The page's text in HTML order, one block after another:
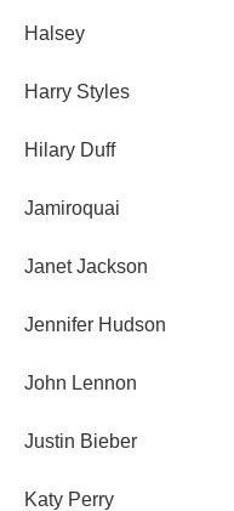
Halsey
Harry Styles
Hilary Duff
Jamiroquai
Janet Jackson
Jennifer Hudson
John Lennon
Justin Bieber
Katy Perry